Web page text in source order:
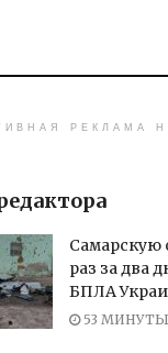
РЕКЛАМА
Самарскую
раз за два
БПЛА
53 МИНУТЫ